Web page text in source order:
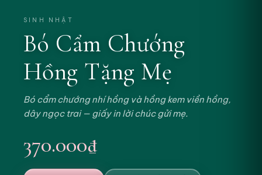
Chính sách
Địa chỉ & Liên hệ
Tìm sản phẩm
SINH NHẬT
Bó Cẩm Chướng
Hồng Tặng Mẹ
Bó cẩm chướng nhí hồng và hồng kem viền hồng,
dây ngọc trai — giấy in lời chúc gửi mẹ.
370.000₫